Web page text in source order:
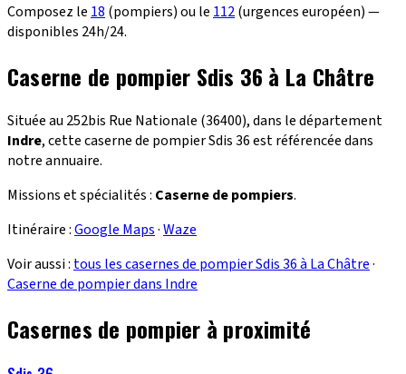
Composez le 18 (pompiers) ou le 112(urgences européen) —
disponibles 24h/24.
Caserne de pompier Sdis 36 à La Châtre
Située au 252bis Rue Nationale (36400), dans le département
Indre, cette caserne de pompier Sdis 36 est référencée dans
notre annuaire.
Missions et spécialités : Caserne de pompiers.
Itinéraire :Google Maps·Waze
Voir aussi : tous les casernes de pompier Sdis 36 à La Châtre·
Caserne de pompier dans Indre
Casernes de pompier à proximité